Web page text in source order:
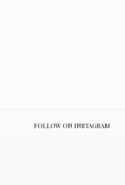
FOLLOW ON INSTAGRAM